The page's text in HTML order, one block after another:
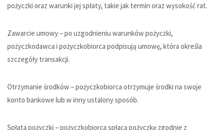
pożyczki oraz warunki jej spłaty, takie jak termin oraz wysokość rat.
Zawarcie umowy – po uzgodnieniu warunków pożyczki,
pożyczkodawca i pożyczkobiorca podpisują umowę, która określa
szczegóły transakcji.
Otrzymanie środków – pożyczkobiorca otrzymuje środki na swoje
konto bankowe lub w inny ustalony sposób.
Spłata pożyczki – pożyczkobiorca spłaca pożyczkę zgodnie z